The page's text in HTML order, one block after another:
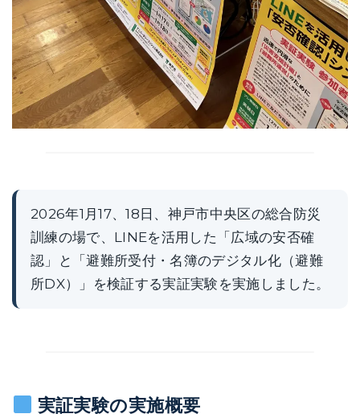
2026年1月17、18日、神戸市中央区の総合防災
訓練の場で、LINEを活用した「広域の安否確
認」と「避難所受付・名簿のデジタル化（避難
所DX）」を検証する実証実験を実施しました。
実証実験の実施概要